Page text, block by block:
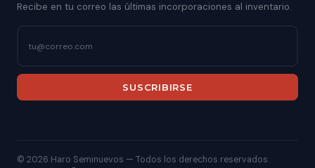
Recibe en tu correo las últimas incorporaciones al inventario.
SUSCRIBIRSE
© 2026 Haro Seminuevos — Todos los derechos reservados.